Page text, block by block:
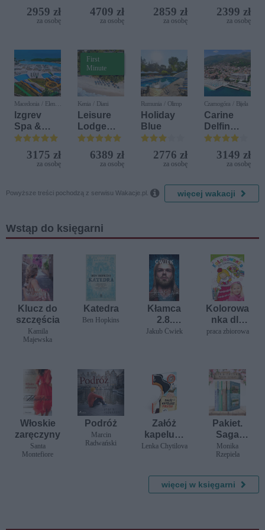
2959 zł
za osobę
(ex. Citta
del Mare)
4709 zł
za osobę
2859 zł
za osobę
2399 zł
za osobę
Macedonia / Elen
Kamen
Izgrev
Spa &
Aquapark
3175 zł
za osobę
First
Minute
Kenia / Diani
Leisure
Lodge
Beach &
Golf
Resort by
Diamonds
6389 zł
za osobę
Rumunia / Olimp
Holiday
Blue
2776 zł
za osobę
Czarnogóra / Bijela
Carine
Delfin
Bijela (ex.
Iberostar
Bijela
3149 zł
za osobę
Powyższe treści pochodzą z serwisu Wakacje.pl.  więcej wakacji
Wstąp do księgarni
Klucz do
szczęścia
Kamila
Majewska
Katedra
Ben Hopkins
Kłamca
2.8.
Papież
Jakub Ćwiek
Kolorowa
nka dla
dziewczyn
praca zbiorowa
Włoskie
zaręczyny
Santa
Montefiore
Podróż
Marcin
Radwański
Załóż
kapelusz
pirata!
Lenka Chytilova
Pakiet.
Saga
Polska
Monika
Rzepiela
więcej w księgarni